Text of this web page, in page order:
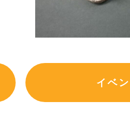
イベ